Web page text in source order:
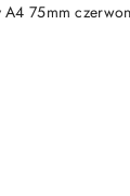
75mm